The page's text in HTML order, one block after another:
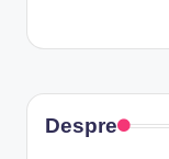
Despre